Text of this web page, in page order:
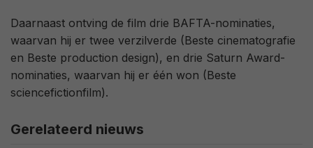
Daarnaast ontving de film drie BAFTA-nominaties,
waarvan hij er twee verzilverde (Beste cinematografie
en Beste production design), en drie Saturn Award-
nominaties, waarvan hij er één won (Beste
sciencefictionfilm).
Gerelateerd nieuws